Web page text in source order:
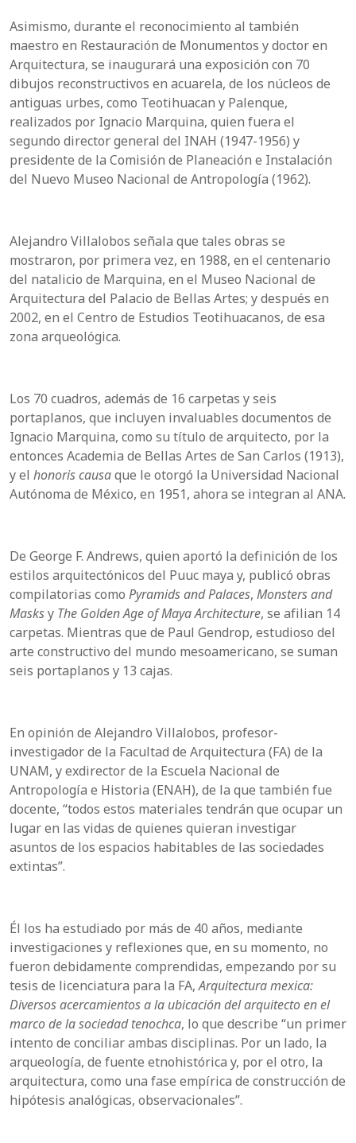
Asimismo, durante el reconocimiento al también
maestro en Restauración de Monumentos y doctor en
Arquitectura, se inaugurará una exposición con 70
dibujos reconstructivos en acuarela, de los núcleos de
antiguas urbes, como Teotihuacan y Palenque,
realizados por Ignacio Marquina, quien fuera el
segundo director general del INAH (1947-1956) y
presidente de la Comisión de Planeación e Instalación
del Nuevo Museo Nacional de Antropología (1962).
Alejandro Villalobos señala que tales obras se
mostraron, por primera vez, en 1988, en el centenario
del natalicio de Marquina, en el Museo Nacional de
Arquitectura del Palacio de Bellas Artes; y después en
2002, en el Centro de Estudios Teotihuacanos, de esa
zona arqueológica.
Los 70 cuadros, además de 16 carpetas y seis
portaplanos, que incluyen invaluables documentos de
Ignacio Marquina, como su título de arquitecto, por la
entonces Academia de Bellas Artes de San Carlos (1913),
y el honoris causaque le otorgó la Universidad Nacional
Autónoma de México, en 1951, ahora se integran al ANA.
De George F. Andrews, quien aportó la definición de los
estilos arquitectónicos del Puuc maya y, publicó obras
compilatorias como Pyramids and Palaces, Monsters and
Masksy The Golden Age of Maya Architecture, se afilian 14
carpetas. Mientras que de Paul Gendrop, estudioso del
arte constructivo del mundo mesoamericano, se suman
seis portaplanos y 13 cajas.
En opinión de Alejandro Villalobos, profesor-
investigador de la Facultad de Arquitectura (FA) de la
UNAM, y exdirector de la Escuela Nacional de
Antropología e Historia (ENAH), de la que también fue
docente, “todos estos materiales tendrán que ocupar un
lugar en las vidas de quienes quieran investigar
asuntos de los espacios habitables de las sociedades
extintas”.
Él los ha estudiado por más de 40 años, mediante
investigaciones y reflexiones que, en su momento, no
fueron debidamente comprendidas, empezando por su
tesis de licenciatura para la FA,Arquitectura mexica:
Diversos acercamientos a la ubicación del arquitecto en el
marco de la sociedad tenochca, lo que describe “un primer
intento de conciliar ambas disciplinas. Por un lado, la
arqueología, de fuente etnohistórica y, por el otro, la
arquitectura, como una fase empírica de construcción de
hipótesis analógicas, observacionales”.